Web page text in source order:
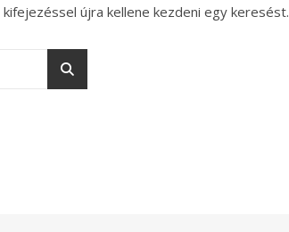
újra kellene kezdeni egy keresést.